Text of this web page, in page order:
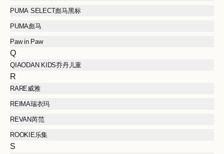
PUMA SELECT彪马黑标
PUMA彪马
Paw in Paw
Q
QIAODAN KIDS乔丹儿童
R
RARE威雅
REIMA瑞衣玛
REVAN芮范
ROOKIE乐集
S